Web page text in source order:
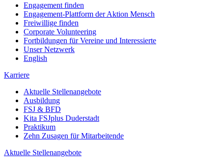
Engagement finden
Engagement-Plattform der Aktion Mensch
Freiwillige finden
Corporate Volunteering
Fortbildungen für Vereine und Interessierte
Unser Netzwerk
English
Karriere
Aktuelle Stellenangebote
Ausbildung
FSJ & BFD
Kita FSJplus Duderstadt
Praktikum
Zehn Zusagen für Mitarbeitende
Aktuelle Stellenangebote